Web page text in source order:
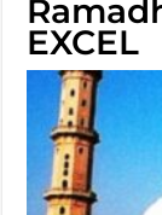
EXCEL